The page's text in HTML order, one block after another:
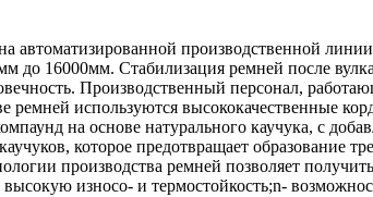
производственной
16000мм. Стабилизация ремней после
Производственный персонал,
ремней используются
на основе натурального каучука, с
которое предотвращает образование
производства ремней позволяет
износо- и термостойкость;n-